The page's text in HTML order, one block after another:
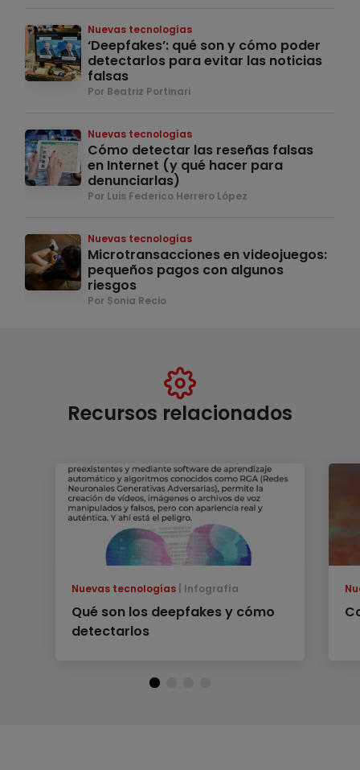
Nuevas tecnologías
‘Deepfakes’: qué son y cómo poder
detectarlos para evitar las noticias
falsas
Por Beatriz Portinari
Nuevas tecnologías
Cómo detectar las reseñas falsas
en Internet (y qué hacer para
denunciarlas)
Por Luis Federico Herrero López
Nuevas tecnologías
Microtransacciones en videojuegos:
pequeños pagos con algunos
riesgos
Por Sonia Recio
Recursos relacionados
Nuevas tecnologías Infografía
Qué son los deepfakes y cómo
detectarlos